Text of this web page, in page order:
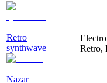
Retro
synthwave
Nazar
Retro,